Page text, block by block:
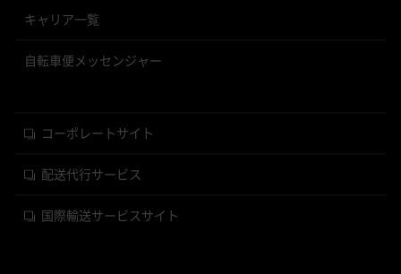
キャリア一覧
自転車便メッセンジャー
コーポレートサイト
配送代行サービス
国際輸送サービスサイト